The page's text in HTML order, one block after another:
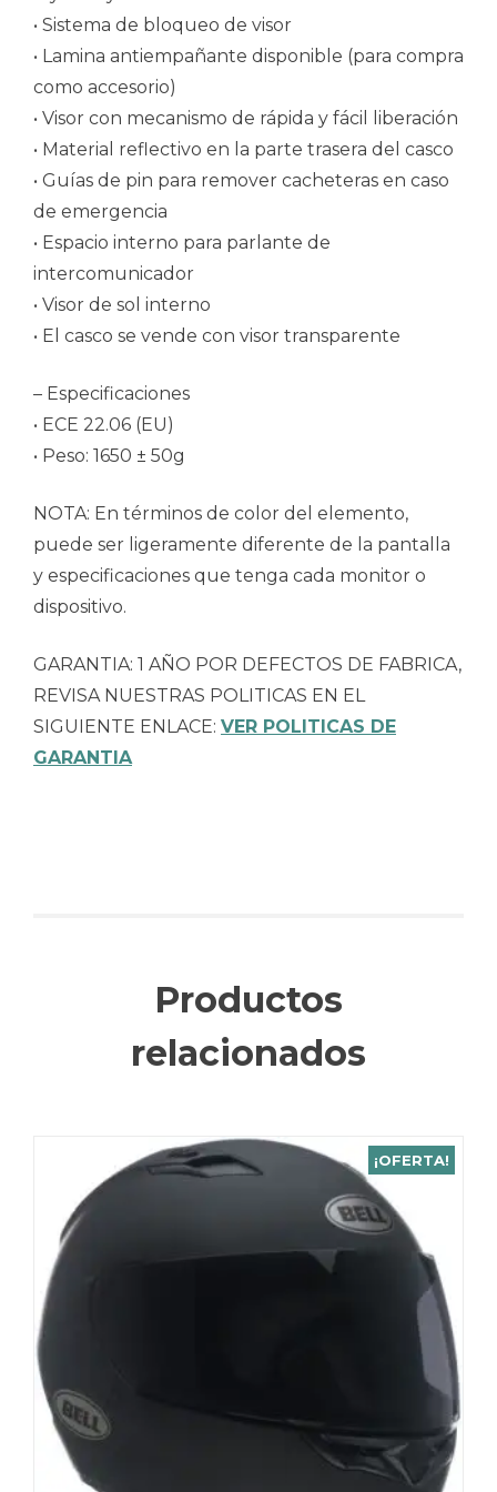
• Sistema de bloqueo de visor
• Lamina antiempañante disponible (para compra
como accesorio)
• Visor con mecanismo de rápida y fácil liberación
• Material reflectivo en la parte trasera del casco
• Guías de pin para remover cacheteras en caso
de emergencia
• Espacio interno para parlante de
intercomunicador
• Visor de sol interno
• El casco se vende con visor transparente
– Especificaciones
• ECE 22.06 (EU)
• Peso: 1650 ± 50g
NOTA: En términos de color del elemento,
puede ser ligeramente diferente de la pantalla
y especificaciones que tenga cada monitor o
dispositivo.
GARANTIA: 1 AÑO POR DEFECTOS DE FABRICA,
REVISA NUESTRAS POLITICAS EN EL
SIGUIENTE ENLACE: VER POLITICAS DE
GARANTIA
Productos
relacionados
¡OFERTA!